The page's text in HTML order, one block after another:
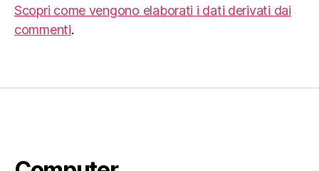
Scopri come vengono elaborati i dati derivati dai
commenti.